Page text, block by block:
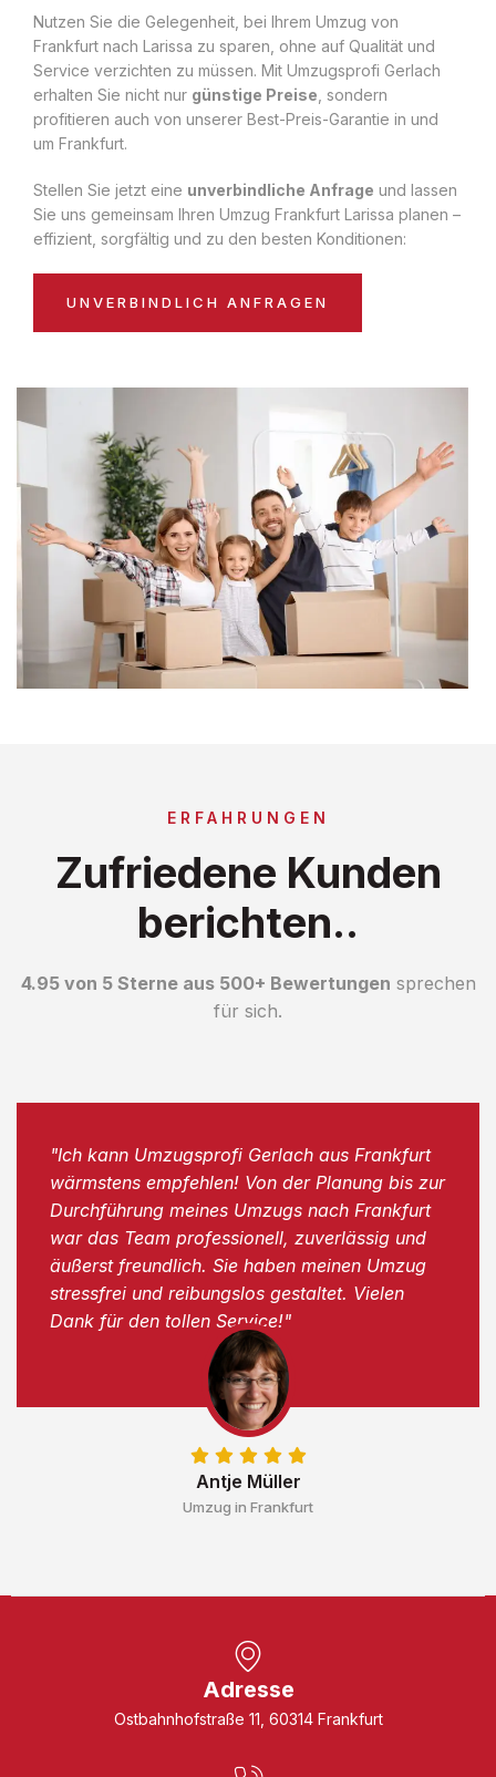
Nutzen Sie die Gelegenheit, bei Ihrem Umzug von
Frankfurt nach Larissa zu sparen, ohne auf Qualität und
Service verzichten zu müssen. Mit Umzugsprofi Gerlach
erhalten Sie nicht nur günstige Preise , sondern
profitieren auch von unserer Best-Preis-Garantie in und
um Frankfurt.
Stellen Sie jetzt eine unverbindliche Anfrage und lassen
Sie uns gemeinsam Ihren Umzug Frankfurt Larissa planen –
effizient, sorgfältig und zu den besten Konditionen:
UNVERBINDLICH ANFRAGEN
ERFAHRUNGEN
Zufriedene Kunden
berichten..
4.95 von 5 Sterne aus 500+ Bewertungen sprechen
für sich.
Antje Müller
Umzug in Frankfurt
"Ich kann Umzugsprofi Gerlach aus Frankfurt
wärmstens empfehlen! Von der Planung bis zur
Durchführung meines Umzugs nach Frankfurt
war das Team professionell, zuverlässig und
äußerst freundlich. Sie haben meinen Umzug
stressfrei und reibungslos gestaltet. Vielen
Dank für den tollen Service!"
Adresse
Ostbahnhofstraße 11, 60314 Frankfurt